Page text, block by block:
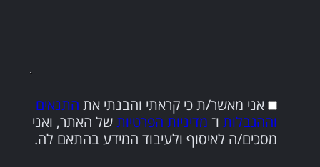
אני מאשר/ת כי קראתי והבנתי את התנאים
וההגבלות ו־ מדיניות הפרטיותשל האתר, ואני
מסכים/ה לאיסוף ולעיבוד המידע בהתאם לה.